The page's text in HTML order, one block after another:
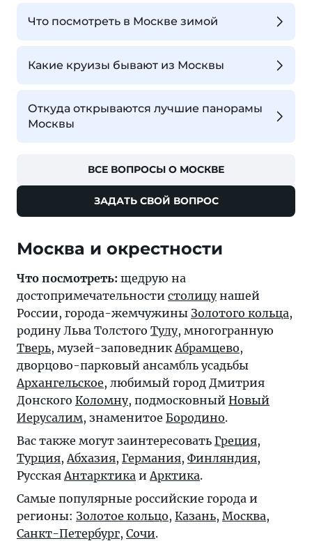
Что посмотреть в Москве зимой
Какие круизы бывают из Москвы
Откуда открываются лучшие панорамы
Москвы
ВСЕ ВОПРОСЫ О МОСКВЕ
ЗАДАТЬ СВОЙ ВОПРОС
Москва и окрестности
Что посмотреть: щедрую на
достопримечательности столицунашей
России, города-жемчужины Золотого кольца,
родину Льва Толстого Тулу, многогранную
Тверь, музей-заповедник Абрамцево,
дворцово-парковый ансамбль усадьбы
Архангельское, любимый город Дмитрия
Донского Коломну, подмосковный Новый
Иерусалим, знаменитое Бородино.
Вас также могут заинтересовать Греция,
Турция, Абхазия, Германия, Финляндия,
Русская Антарктика и Арктика.
Самые популярные российские города и
регионы: Золотое кольцо, Казань, Москва,
Санкт-Петербург, Сочи.